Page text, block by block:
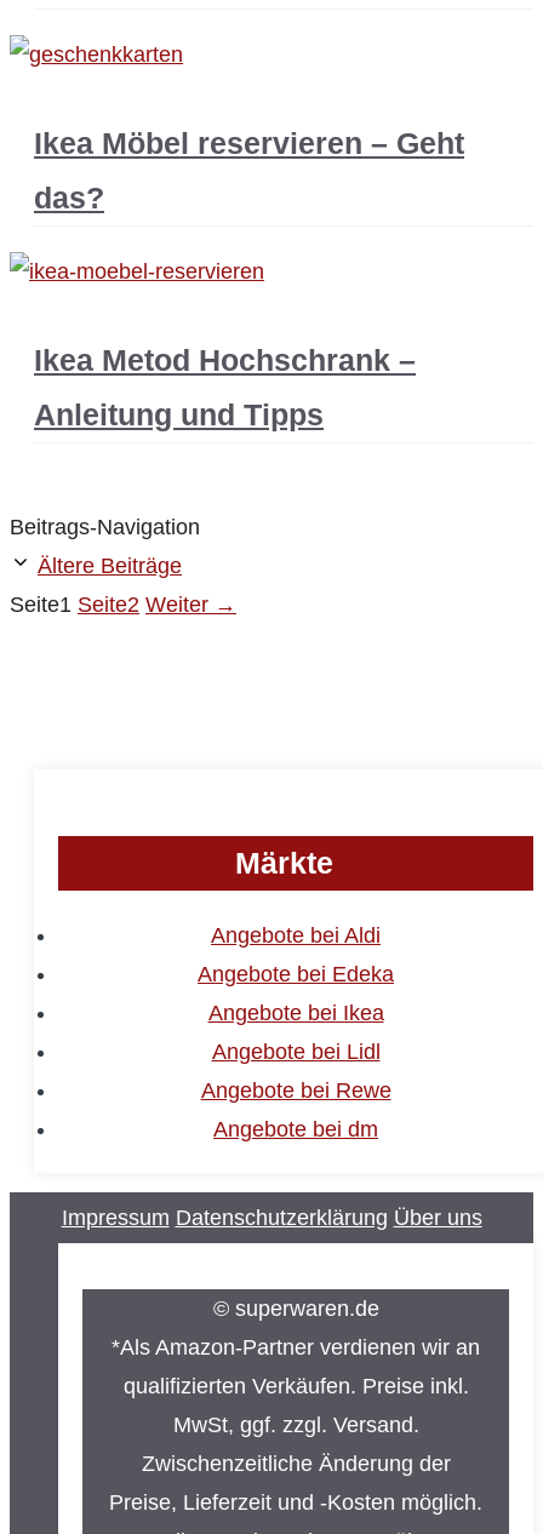
Ikea Möbel reservieren – Geht
das?
Ikea Metod Hochschrank –
Anleitung und Tipps
Beitrags-Navigation
Ältere Beiträge
Seite1 Seite2 Weiter →
Märkte
Angebote bei Aldi
Angebote bei Edeka
Angebote bei Ikea
Angebote bei Lidl
Angebote bei Rewe
Angebote bei dm
Impressum Datenschutzerklärung Über uns
© superwaren.de
*Als Amazon-Partner verdienen wir an
qualifizierten Verkäufen. Preise inkl.
MwSt, ggf. zzgl. Versand.
Zwischenzeitliche Änderung der
Preise, Lieferzeit und -Kosten möglich.